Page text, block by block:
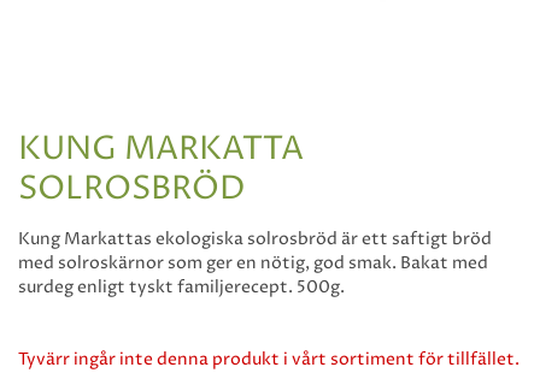
KUNG MARKATTA
SOLROSBRÖD
Kung Markattas ekologiska solrosbröd är ett saftigt bröd
med solroskärnor som ger en nötig, god smak. Bakat med
surdeg enligt tyskt familjerecept. 500g.
Tyvärr ingår inte denna produkt i vårt sortiment för tillfället.